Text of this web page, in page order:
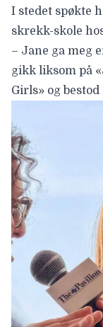
I stedet spøkte
skrekk-skole
– Jane ga meg
gikk liksom på
Girls» og